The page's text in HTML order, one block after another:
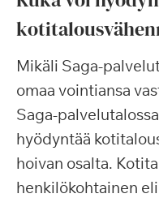
Mikäli Saga-
omaa vointiansa
Saga-
hyödyntää
hoivan osalta.
henkilökohtainen